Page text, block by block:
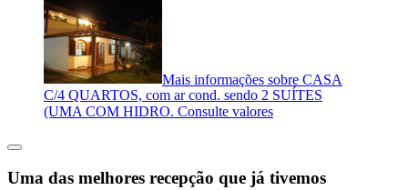
Mais informações sobre CASA
C/4 QUARTOS, com ar cond. sendo 2 SUÍTES
(UMA COM HIDRO. Consulte valores
Uma das melhores recepção que já tivemos